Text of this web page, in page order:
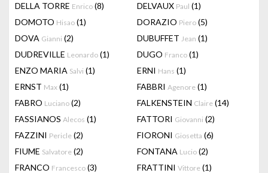
DELLA TORRE Enrico (8) DELVAUX Paul (1)
DOMOTO Hisao (1) DORAZIO Piero (5)
DOVA Gianni (2) DUBUFFET Jean (1)
DUDREVILLE Leonardo (1) DUGO Franco (1)
ENZO MARIA Salvi (1) ERNI Hans (1)
ERNST Max (1) FABBRI Agenore (1)
FABRO Luciano (2) FALKENSTEIN Claire (14)
FASSIANOS Alecos (1) FATTORI Giovanni (2)
FAZZINI Pericle (2) FIORONI Giosetta (6)
FIUME Salvatore (2) FONTANA Lucio (2)
FRANCO Francesco (3) FRATTINI Vittore (1)